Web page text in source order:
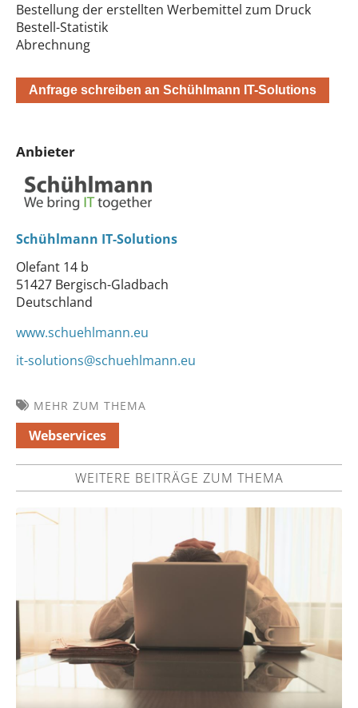
Bestellung der erstellten Werbemittel zum Druck
Bestell-Statistik
Abrechnung
Anfrage schreiben an Schühlmann IT-Solutions
Anbieter
Schühlmann IT-Solutions
Olefant 14 b
51427 Bergisch-Gladbach
Deutschland
www.schuehlmann.eu
it-solutions@schuehlmann.eu
MEHR ZUM THEMA
Webservices
WEITERE BEITRÄGE ZUM THEMA